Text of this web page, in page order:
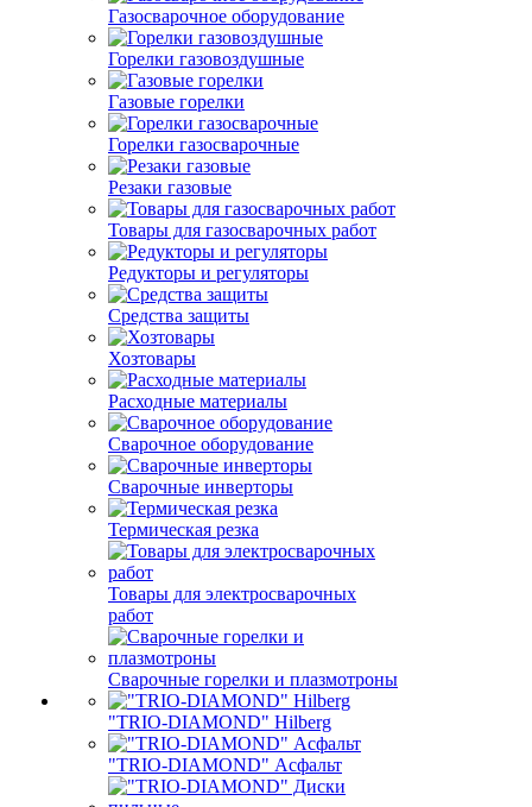
Газосварочное оборудование
Горелки газовоздушные
Газовые горелки
Горелки газосварочные
Резаки газовые
Товары для газосварочных работ
Редукторы и регуляторы
Средства защиты
Хозтовары
Расходные материалы
Сварочное оборудование
Сварочные инверторы
Термическая резка
Товары для электросварочных
работ
Сварочные горелки и плазмотроны
"TRIO-DIAMOND" Hilberg
"TRIO-DIAMOND" Асфальт